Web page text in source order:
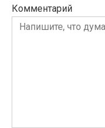
Комментарий